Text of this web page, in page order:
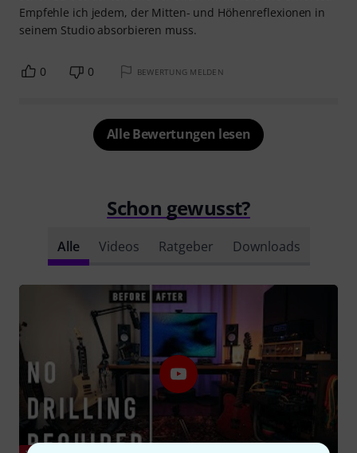
Empfehle ich jedem, der Mitten- und Höhenreflexionen in
seinem Studio absorbieren muss.
0 0 BEWERTUNG MELDEN
Alle Bewertungen lesen
Schon gewusst?
Alle Videos Ratgeber Downloads